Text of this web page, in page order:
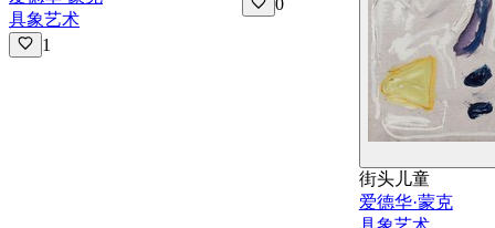
具象艺术
1
街头儿童
爱德华·蒙克